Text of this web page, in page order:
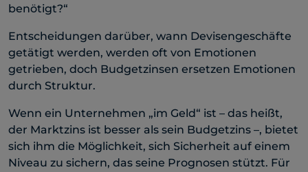
benötigt?“
Entscheidungen darüber, wann Devisengeschäfte
getätigt werden, werden oft von Emotionen
getrieben, doch Budgetzinsen ersetzen Emotionen
durch Struktur.
Wenn ein Unternehmen „im Geld“ ist – das heißt,
der Marktzins ist besser als sein Budgetzins –, bietet
sich ihm die Möglichkeit, sich Sicherheit auf einem
Niveau zu sichern, das seine Prognosen stützt. Für